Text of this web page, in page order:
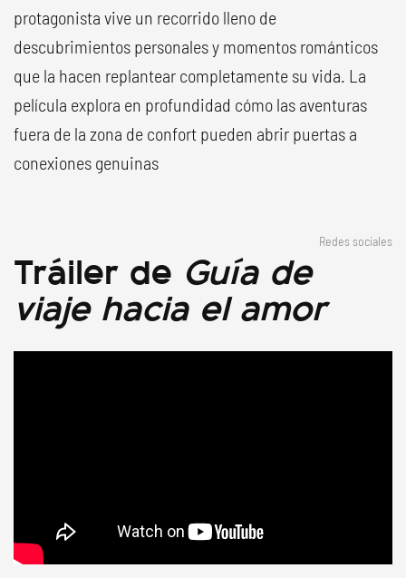
protagonista vive un recorrido lleno de
descubrimientos personales y momentos románticos
que la hacen replantear completamente su vida. La
película explora en profundidad cómo las aventuras
fuera de la zona de confort pueden abrir puertas a
conexiones genuinas
Redes sociales
Tráiler de Guía de
viaje hacia el amor